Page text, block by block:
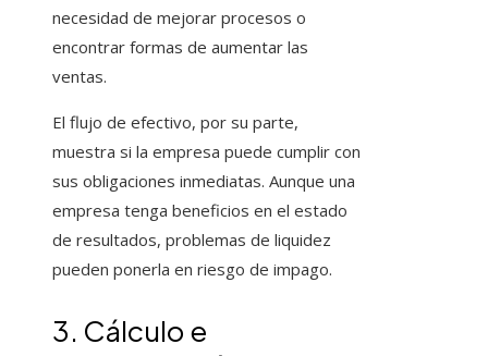
necesidad de mejorar procesos o
encontrar formas de aumentar las
ventas.
El flujo de efectivo, por su parte,
muestra si la empresa puede cumplir con
sus obligaciones inmediatas. Aunque una
empresa tenga beneficios en el estado
de resultados, problemas de liquidez
pueden ponerla en riesgo de impago.
3. Cálculo e